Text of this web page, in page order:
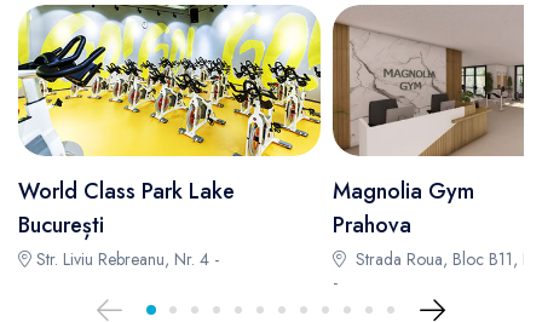
World Class Park Lake
București
Str. Liviu Rebreanu, Nr. 4 -
Magnolia Gym
Prahova
Strada Roua, Bloc B11,
-